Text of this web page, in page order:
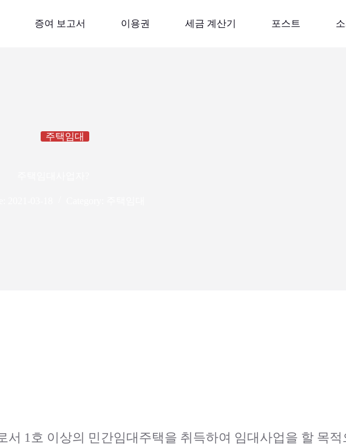
증여 보고서 이용권 세금 계산기 포스트
주택임대
서 1호 이상의 민간임대주택을 취득하여 임대사업을 할 목